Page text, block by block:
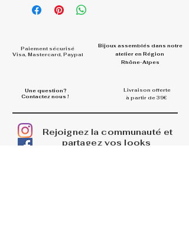
Paiement sécurisé
Visa, Mastercard, Paypal
Bijoux assemblés dans notre
atelier en Région
Rhône-Alpes
Une question?
Contactez nous !
Livraison offerte
à partir de 39€
Rejoignez la communauté et
partagez vos looks